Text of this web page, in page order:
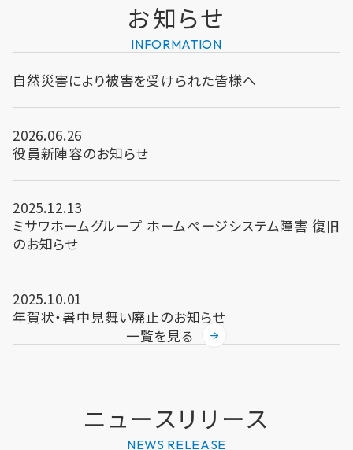
お知らせ
INFORMATION
一覧を見る
自然災害により被害を受けられた皆様へ
2026.06.26
役員新陣容のお知らせ
2025.12.13
ミサワホームグループ ホームページシステム障害 復旧
のお知らせ
2025.10.01
年賀状・暑中見舞い廃止のお知らせ
ニュースリリース
NEWS RELEASE